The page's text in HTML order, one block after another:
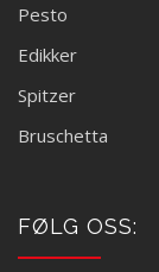
Pesto
Edikker
Spitzer
Bruschetta
FØLG OSS: